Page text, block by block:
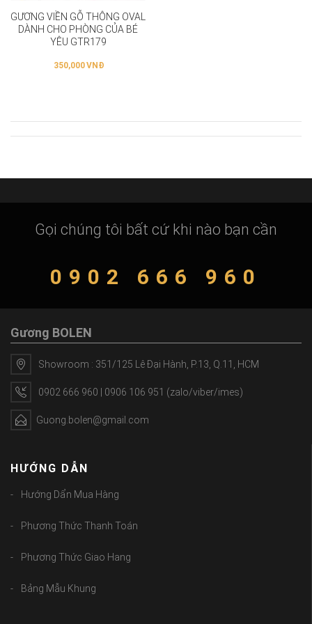
GƯƠNG VIỀN GỖ THÔNG OVAL
DÀNH CHO PHÒNG CỦA BÉ
YÊU GTR179
350,000VNĐ
Gọi chúng tôi bất cứ khi nào bạn cần
0902 666 960
Gương BOLEN
Showroom : 351/125 Lê Đại Hành, P.13, Q.11, HCM
0902 666 960 | 0906 106 951 (zalo/viber/imes)
Guong.bolen@gmail.com
HƯỚNG DẪN
Hướng Dẩn Mua Hàng
Phương Thức Thanh Toán
Phương Thức Giao Hang
Bảng Mẫu Khung